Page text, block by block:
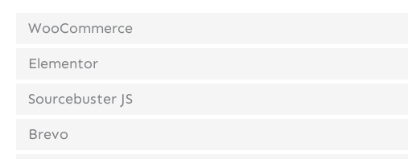
WooCommerce
Elementor
Sourcebuster JS
Brevo